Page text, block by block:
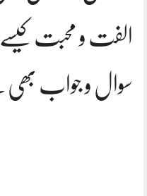
الفت و محبت کیسے
سوال و جواب بھی